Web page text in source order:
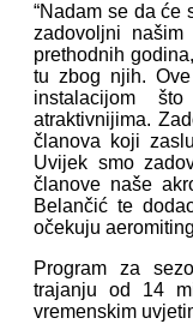
“Nadam se da će
zadovoljni
prethodnih
tu zbog njih.
instalacijom
atraktivnijima.
članova koji
Uvijek smo
članove naše
Belančić te
očekuju
Program za
trajanju od 14
vremenskim